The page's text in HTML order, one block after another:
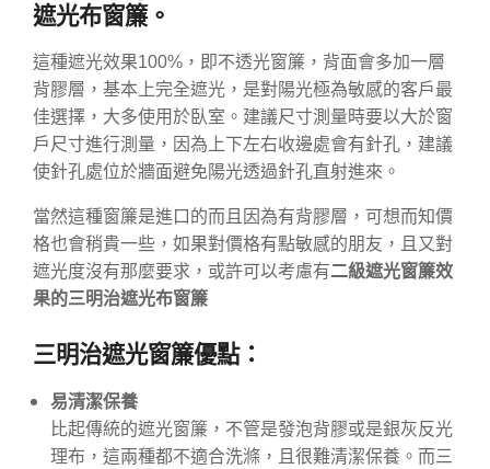
遮光布窗簾。
這種遮光效果100%，即不透光窗簾，背面會多加一層
背膠層，基本上完全遮光，是對陽光極為敏感的客戶最
佳選擇，大多使用於臥室。建議尺寸測量時要以大於窗
戶尺寸進行測量，因為上下左右收邊處會有針孔，建議
使針孔處位於牆面避免陽光透過針孔直射進來。
當然這種窗簾是進口的而且因為有背膠層，可想而知價
格也會稍貴一些，如果對價格有點敏感的朋友，且又對
遮光度沒有那麼要求，或許可以考慮有二級遮光窗簾效
果的三明治遮光布窗簾
三明治遮光窗簾優點：
易清潔保養
比起傳統的遮光窗簾，不管是發泡背膠或是銀灰反光
理布，這兩種都不適合洗滌，且很難清潔保養。而三